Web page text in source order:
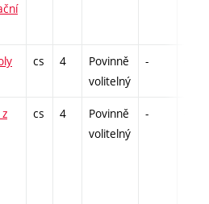
cs 4
Povinně
volitelný
-
cs 4
Povinně
volitelný
-